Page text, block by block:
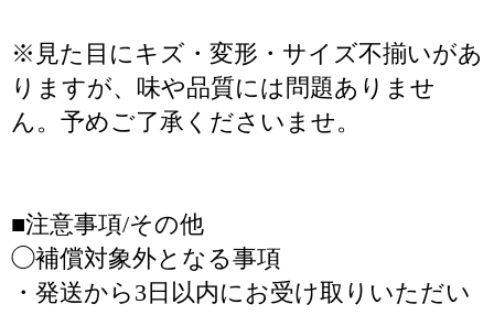
※見た目にキズ・変形・サイズ不揃いがあ
りますが、味や品質には問題ありませ
ん。予めご了承くださいませ。
■注意事項/その他
◯補償対象外となる事項
・発送から3日以内にお受け取りいただい